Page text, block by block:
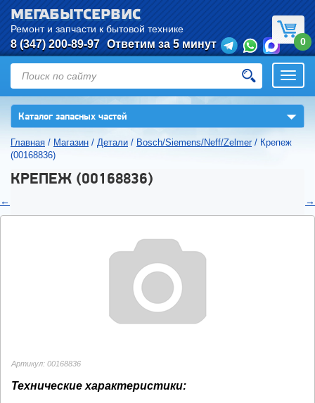
МЕГАБЫТСЕРВИС
Ремонт и запчасти к бытовой технике
8 (347) 200-89-97 Ответим за 5 минут 0
Каталог запасных частей ▼
Главная / Магазин / Детали / Bosch/Siemens/Neff/Zelmer/ Крепеж
(00168836)
КРЕПЕЖ (00168836)
← →
Артикул: 00168836
Технические характеристики: